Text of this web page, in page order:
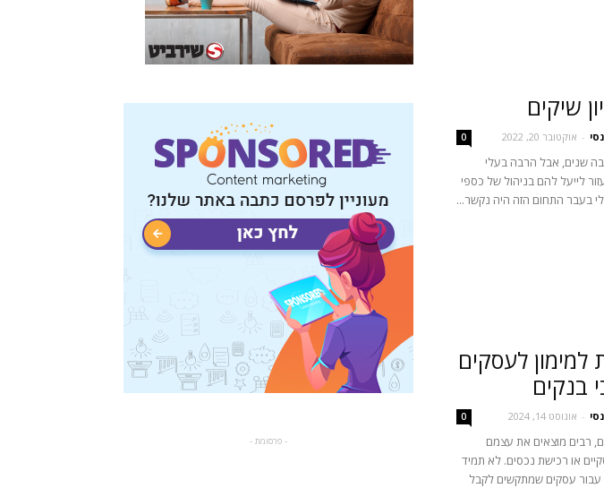
שיקים
- אוקטובר 20, 2022 0
שנים, אבל הרבה בעלי
לייעל להם בניהול של כספי
בעבר התחום הזה היה נקשר...
למימון לעסקים
בנקים
- אוגוסט 14, 2024 0
רבים מוצאים את עצמם
או רכישת נכסים. לא תמיד
עבור עסקים שמתקשים לקבל
- פרסומת -